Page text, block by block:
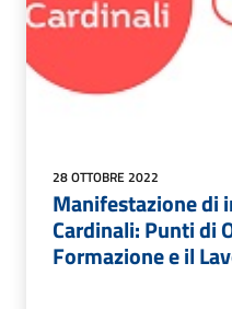
28 OTTOBRE 2022
Manifestazione di
Cardinali: Punti di
Formazione e il